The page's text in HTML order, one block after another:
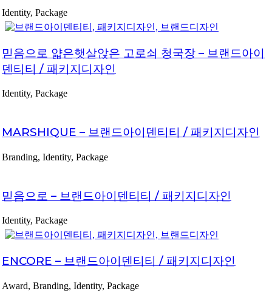
Identity, Package
믿음으로 얇은햇살앉은 고로쇠 청국장 – 브랜드아이
덴티티 / 패키지디자인
Identity, Package
MARSHIQUE – 브랜드아이덴티티 / 패키지디자인
Branding, Identity, Package
믿음으로 – 브랜드아이덴티티 / 패키지디자인
Identity, Package
ENCORE – 브랜드아이덴티티 / 패키지디자인
Award, Branding, Identity, Package